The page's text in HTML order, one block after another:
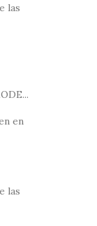
las
en
las